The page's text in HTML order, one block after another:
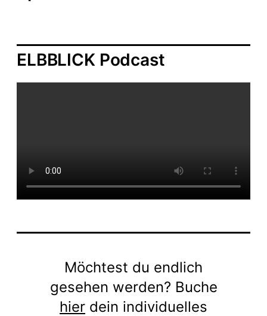
ELBBLICK Podcast
Möchtest du endlich
gesehen werden? Buche
hier dein individuelles